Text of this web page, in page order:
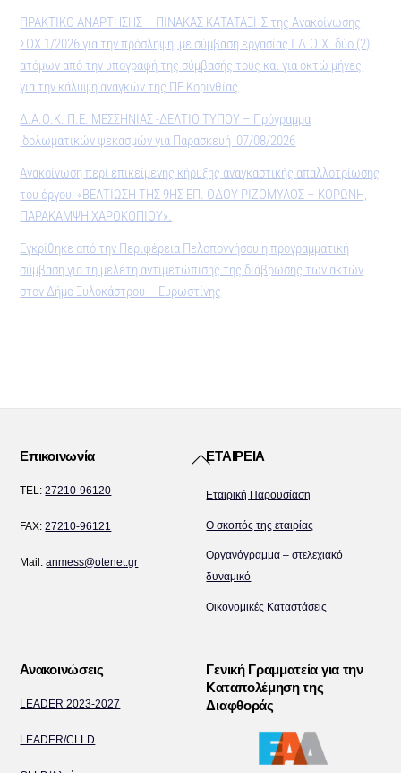
ΠΡΑΚΤΙΚO ΑΝΑΡΤΗΣΗΣ – ΠΙΝΑΚΑΣ ΚΑΤΑΤΑΞΗΣ της Ανακοίνωσης
ΣΟΧ 1/2026 για την πρόσληψη, με σύμβαση εργασίας Ι.Δ.Ο.Χ. δύο (2)
ατόμων από την υπογραφή της σύμβασής τους και για οκτώ μήνες,
για την κάλυψη αναγκών της ΠΕ Κορινθίας
Δ.Α.Ο.Κ. Π.Ε. ΜΕΣΣΗΝΙΑΣ -ΔΕΛΤΙΟ ΤΥΠΟΥ – Πρόγραμμα
δολωματικών ψεκασμών για Παρασκευή 07/08/2026
Ανακοίνωση περί επικείμενης κήρυξης αναγκαστικής απαλλοτρίωσης
του έργου: «ΒΕΛΤΙΩΣΗ ΤΗΣ 9ΗΣ ΕΠ. ΟΔΟΥ ΡΙΖΟΜΥΛΟΣ – ΚΟΡΩΝΗ,
ΠΑΡΑΚΑΜΨΗ ΧΑΡΟΚΟΠΙΟΥ».
Εγκρίθηκε από την Περιφέρεια Πελοποννήσου η προγραμματική
σύμβαση για τη μελέτη αντιμετώπισης της διάβρωσης των ακτών
στον Δήμο Ξυλοκάστρου – Ευρωστίνης
Back
Top
Επικοινωνία
TEL:27210-96120
FAX:27210-96121
Mail:anmess@otenet.gr
ΕΤΑΙΡΕΙΑ
Εταιρική Παρουσίαση
Ο σκοπός της εταιρίας
Οργανόγραμμα – στελεχιακό
δυναμικό
Οικονομικές Καταστάσεις
Ανακοινώσεις
LEADER 2023-2027
LEADER/CLLD
Γενική Γραμματεία για την
Καταπολέμηση της
Διαφθοράς